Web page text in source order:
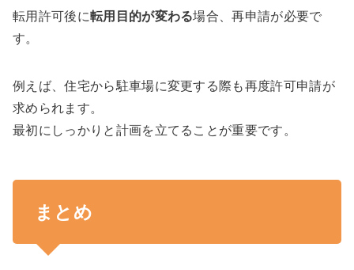
転用許可後に転用目的が変わる場合、再申請が必要で
す。
例えば、住宅から駐車場に変更する際も再度許可申請が
求められます。
最初にしっかりと計画を立てることが重要です。
まとめ